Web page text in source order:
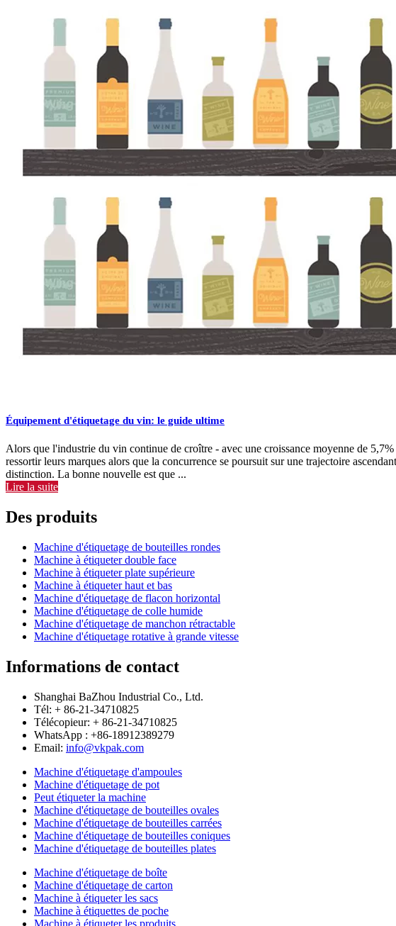
Équipement d'étiquetage du vin: le guide ultime
Alors que l'industrie du vin continue de croître - avec une croissance moyenne de
ressortir leurs marques alors que la concurrence se poursuit sur une trajectoire
distinction. La bonne nouvelle est que ...
Lire la suite
Des produits
Machine d'étiquetage de bouteilles rondes
Machine à étiqueter double face
Machine à étiqueter plate supérieure
Machine à étiqueter haut et bas
Machine d'étiquetage de flacon horizontal
Machine d'étiquetage de colle humide
Machine d'étiquetage de manchon rétractable
Machine d'étiquetage rotative à grande vitesse
Informations de contact
Shanghai BaZhou Industrial Co., Ltd.
Tél: + 86-21-34710825
Télécopieur: + 86-21-34710825
WhatsApp : +86-18912389279
Email: info@vkpak.com
Machine d'étiquetage d'ampoules
Machine d'étiquetage de pot
Peut étiqueter la machine
Machine d'étiquetage de bouteilles ovales
Machine d'étiquetage de bouteilles carrées
Machine d'étiquetage de bouteilles coniques
Machine d'étiquetage de bouteilles plates
Machine d'étiquetage de boîte
Machine d'étiquetage de carton
Machine à étiqueter les sacs
Machine à étiquettes de poche
Machine à étiqueter les produits